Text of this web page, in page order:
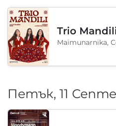
Maimunarnika,
Петък, 11